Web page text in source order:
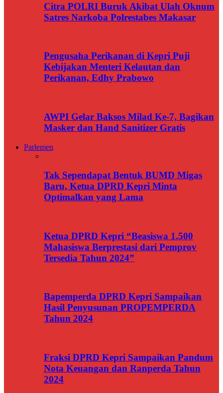
Citra POLRI Buruk Akibat Ulah Oknum
Satres Narkoba Polrestabes Makasar
Pengusaha Perikanan di Kepri Puji
Kebijakan Menteri Kelautan dan
Perikanan, Edhy Prabowo
AWPI Gelar Baksos Milad Ke-7, Bagikan
Masker dan Hand Sanitizer Gratis
Parlemen
Tak Sependapat Bentuk BUMD Migas
Baru, Ketua DPRD Kepri Minta
Optimalkan yang Lama
Ketua DPRD Kepri “Beasiswa 1.500
Mahasiswa Berprestasi dari Pemprov
Tersedia Tahun 2024”
Bapemperda DPRD Kepri Sampaikan
Hasil Penyusunan PROPEMPERDA
Tahun 2024
Fraksi DPRD Kepri Sampaikan Pandum
Nota Keuangan dan Ranperda Tahun
2024